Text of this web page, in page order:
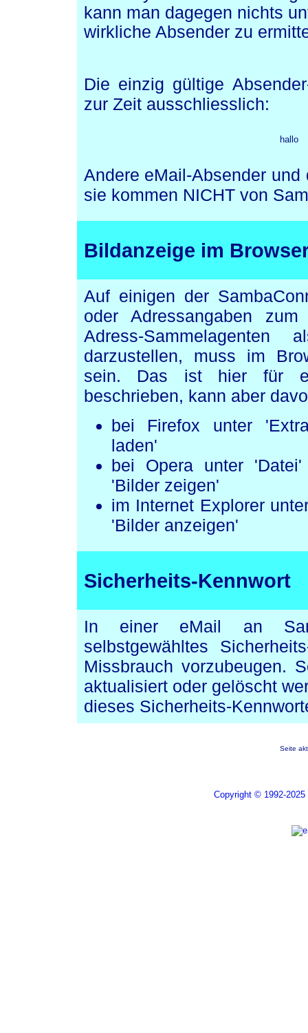
kann man dagegen nichts
wirkliche Absender zu
Die einzig gültige
zur Zeit ausschliesslich:
hallo
Andere eMail-Absender
sie kommen NICHT von
Bildanzeige im
Auf einigen der
oder Adressangaben
Adress-
darzustellen, muss im
sein. Das ist hier für
beschrieben, kann aber
bei Firefox unter
laden'
bei Opera unter 'Datei'
'Bilder zeigen'
im Internet Explorer
'Bilder anzeigen'
Sicherheits-Kennwort
In einer eMail an
selbstgewähltes
Missbrauch vorzubeugen.
aktualisiert oder gelöscht
dieses Sicherheits-
Seite
Copyright © 1992-